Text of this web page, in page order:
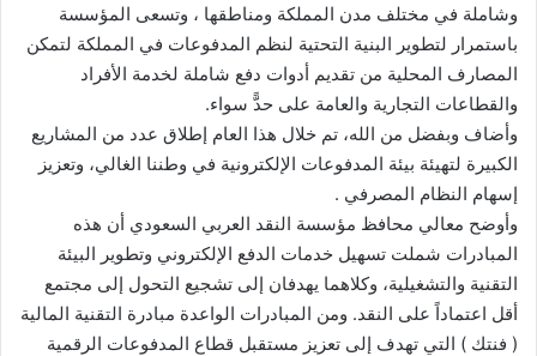
وشاملة في مختلف مدن المملكة ومناطقها ، وتسعى المؤسسة
باستمرار لتطوير البنية التحتية لنظم المدفوعات في المملكة لتمكن
المصارف المحلية من تقديم أدوات دفع شاملة لخدمة الأفراد
والقطاعات التجارية والعامة على حدًّ سواء.
وأضاف وبفضل من الله، تم خلال هذا العام إطلاق عدد من المشاريع
الكبيرة لتهيئة بيئة المدفوعات الإلكترونية في وطننا الغالي، وتعزيز
إسهام النظام المصرفي .
وأوضح معالي محافظ مؤسسة النقد العربي السعودي أن هذه
المبادرات شملت تسهيل خدمات الدفع الإلكتروني وتطوير البيئة
التقنية والتشغيلية، وكلاهما يهدفان إلى تشجيع التحول إلى مجتمع
أقل اعتماداً على النقد. ومن المبادرات الواعدة مبادرة التقنية المالية
( فنتك ) التي تهدف إلى تعزيز مستقبل قطاع المدفوعات الرقمية